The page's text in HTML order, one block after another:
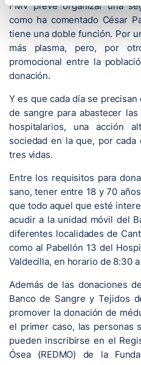
FMV prevé organizar una
como ha comentado César
tiene una doble función. Por
más plasma, pero, por
promocional entre la
donación.
Y es que cada día se
de sangre para abastecer
hospitalarios, una acción
sociedad en la que, por cada
tres vidas.
Entre los requisitos para
sano, tener entre 18 y 70
que todo aquel que esté
acudir a la unidad móvil del
diferentes localidades de
como al Pabellón 13 del
Valdecilla, en horario de 8:30
Además de las donaciones
Banco de Sangre y Tejidos
promover la donación de
el primer caso, las personas
pueden inscribirse en el
Ósea (REDMO) de la